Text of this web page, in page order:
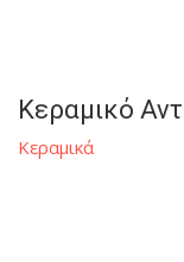
Κεραμικό
Κεραμικά